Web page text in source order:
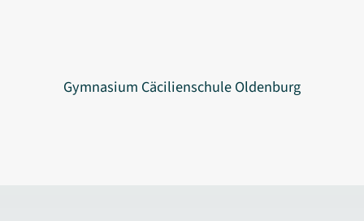
Gymnasium Cäcilienschule Oldenburg